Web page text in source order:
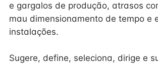
e gargalos de produção, atrasos
mau dimensionamento de tempo e
instalações.
Sugere, define, seleciona, dirige e